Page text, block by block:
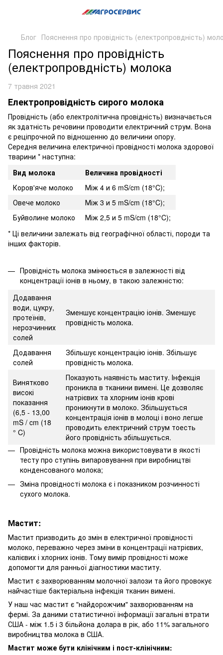
Блог Пояснення про провідність (електропровдність)
Пояснення про провідність
(електропровдність) молока
7 травня 2021
Електропровідність сирого молока
Провідність (або електролітична провідність) визначається
як здатність речовини проводити електричний струм. Вона
є реціпрочной по відношенню до величини опору.
Середня величина електричної провідності молока здорової
тварини * наступна:
Вид молока
Величина провідності
Коров'яче молоко
Між 4 и 6 mS/cm (18°C);
Овече молоко
Між 3 и 5 mS/cm (18°C);
Буйволине молоко
Між 2,5 и 5 mS/cm (18°C);
* Ці величини залежать від географічної області, породи та
інших факторів.
Провідність молока змінюється в залежності від
концентрації іонів в ньому, в такою залежністю:
Додавання
води, цукру,
протеїнів,
нерозчинних
солей
Зменшує концентрацію іонів. Зменшує
провідність молока.
Додавання
солей
Збільшує концентрацію іонів. Збільшує
провідність молока.
Винятково
високі
показання
(6,5 - 13,00
mS / cm (18
° C)
Показують наявність маститу. Інфекція
проникла в тканини вимені. Це дозволяє
натрієвих та хлорним іонів крові
проникнути в молоко. Збільшується
концентрація іонів в молоці і воно легше
проводить електричний струм тоесть
його провідність збільшується.
Провідність молока можна використовувати в якості
тесту про ступінь випаровування при виробництві
конденсованого молока;
Зміна провідності молока є і показником розчинності
сухого молока.
Мастит:
Мастит призводить до змін в електричної провідності
молоко, переважно через зміни в концентрації натрієвих,
калієвих і хлорних іонів. Тому вимір провідності може
допомогти для ранньої діагностики маститу.
Мастит є захворюванням молочної залози та його провокує
найчастіше бактеріальна інфекція тканин вимені.
У наш час мастит є "найдорожчим" захворюванням на
фермі. За даними статистичної інформації загальні втрати
США - між 1.5 і 3 більйона долара в рік, або 11% загального
виробництва молока в США.
Мастит може бути клінічним і пост-клінічним: